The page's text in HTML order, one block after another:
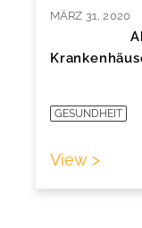
MÄRZ 31, 2020
GESUNDHEIT
View >